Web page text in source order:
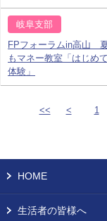
岐阜支部
FPフォーラムin高山
もマネー教室「はじめ
体験」
<< < 1
HOME
生活者の皆様へ